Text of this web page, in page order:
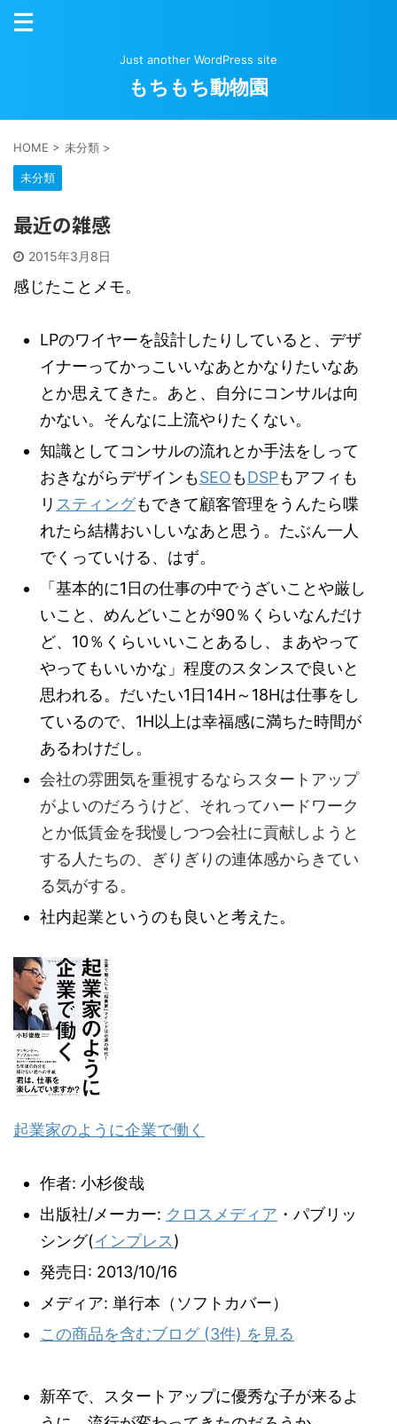
Just another WordPress site
もちもち動物園
HOME > 未分類 >
未分類
最近の雑感
2015年3月8日
感じたことメモ。
LPのワイヤーを設計したりしていると、デザ
イナーってかっこいいなあとかなりたいなあ
とか思えてきた。あと、自分にコンサルは向
かない。そんなに上流やりたくない。
知識としてコンサルの流れとか手法をしって
おきながらデザインもSEOもDSPもアフィも
リ スティングもできて顧客管理をうんたら喋
れたら結構おいしいなあと思う。たぶん一人
でくっていける、はず。
「基本的に1日の仕事の中でうざいことや厳し
いこと、めんどいことが90％くらいなんだけ
ど、10％くらいいいことあるし、まあやって
やってもいいかな」 程度のスタンスで良いと
思われる。だいたい1日14H～18Hは仕事をし
ているので、1H以上は幸福感に満ちた時間が
あるわけだし。
会社の雰囲気を重視するならスタートアップ
がよいのだろうけど、それってハードワーク
とか低賃金を我慢しつつ会社に貢献しようと
する人たちの、ぎりぎりの連体感からきてい
る気がする。
社内起業というのも良いと考えた。
起業家のように企業で働く
作者: 小杉俊哉
出版社/メーカー: クロスメディア ・パブリッ
シング(インプレス)
発売日: 2013/10/16
メディア: 単行本（ソフトカバー）
この商品を含むブログ (3件) を見る
新卒で、スタートアップに優秀な子が来るよ